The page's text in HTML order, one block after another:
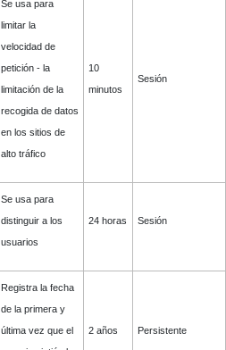
Se usa para
limitar la
velocidad de
petición - la
limitación de la
recogida de datos
en los sitios de
alto tráfico
10
minutos
Sesión
Se usa para
distinguir a los
usuarios
24 horas Sesión
Registra la fecha
de la primera y
última vez que el
2 años Persistente